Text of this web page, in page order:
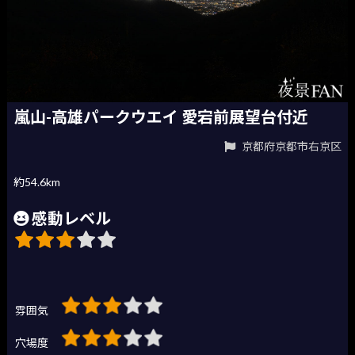
嵐山-高雄パークウエイ 愛宕前展望台付近
京都府京都市右京区
約54.6km
感動レベル
雰囲気
穴場度